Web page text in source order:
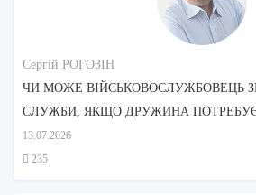
Сергій РОГОЗІН
ЧИ МОЖЕ ВІЙСЬКОВОСЛУЖБОВЕЦЬ
СЛУЖБИ, ЯКЩО ДРУЖИНА
ДОГЛЯДУ?
13.07.2026
235